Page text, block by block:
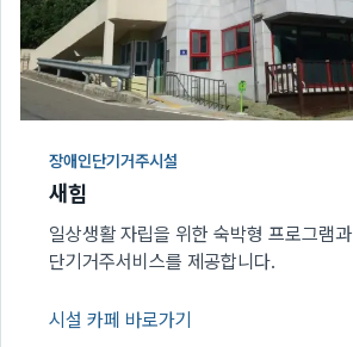
장애인단기거주시설
새힘
일상생활 자립을 위한 숙박형 프로그램과
단기거주서비스를 제공합니다.
시설 카페 바로가기
(새 창에서 열림)